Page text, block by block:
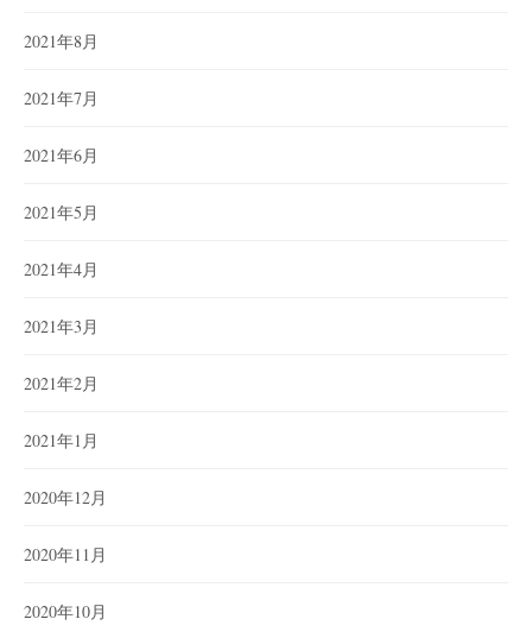
2021年8月
2021年7月
2021年6月
2021年5月
2021年4月
2021年3月
2021年2月
2021年1月
2020年12月
2020年11月
2020年10月